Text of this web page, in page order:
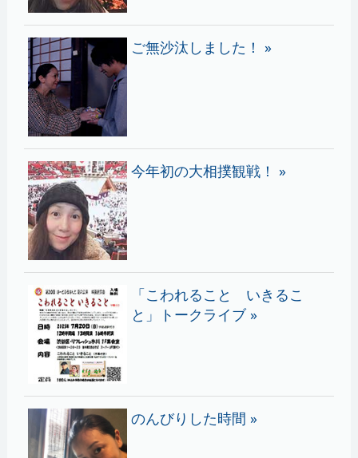
ご無沙汰しました！ »
今年初の大相撲観戦！ »
「こわれること いきるこ
と」トークライブ »
のんびりした時間 »